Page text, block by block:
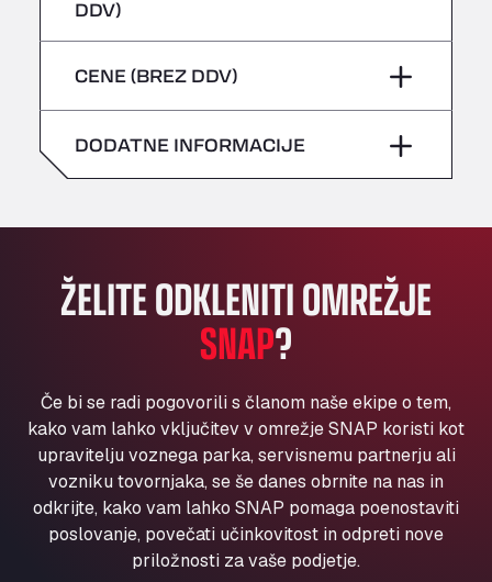
Bühlwiesenweg 15, 72221
Klaverbladstaat 21, 3560
American Truck Wash
Av. des Etats-Unis 90, 6041
Andamur Guarroman
Andamur La Junquera
Andamur Pamplona
A-15 Salida Imarcoain, 31119
Andamur San Roman II
Anglia Motel
Washway Road, PE12 8LT
Anpol Sp. z o.o.
Ul. Torunska 147, 85884
Aqua Ariva GmbH
Marie-Curie-Straße 24, 68219
Aral Autohof Bockel
sobota –
sobota –
DDV)
CENE (BREZ DDV)
DODATNE INFORMACIJE
ŽELITE ODKLENITI OMREŽJE
SNAP?
Če bi se radi pogovorili s članom naše ekipe o tem,
kako vam lahko vključitev v omrežje SNAP koristi kot
upravitelju voznega parka, servisnemu partnerju ali
vozniku tovornjaka, se še danes obrnite na nas in
odkrijte, kako vam lahko SNAP pomaga poenostaviti
poslovanje, povečati učinkovitost in odpreti nove
priložnosti za vaše podjetje.